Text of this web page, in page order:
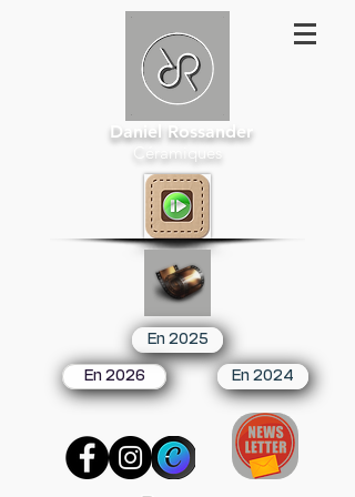
Daniel Rossander
Céramiques
En 2025
En 2026 En 2024